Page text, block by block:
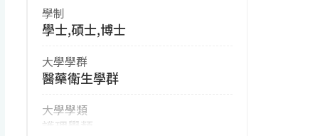
學制
學士,碩士,博士
大學學群
醫藥衛生學群
大學學類
護理學類